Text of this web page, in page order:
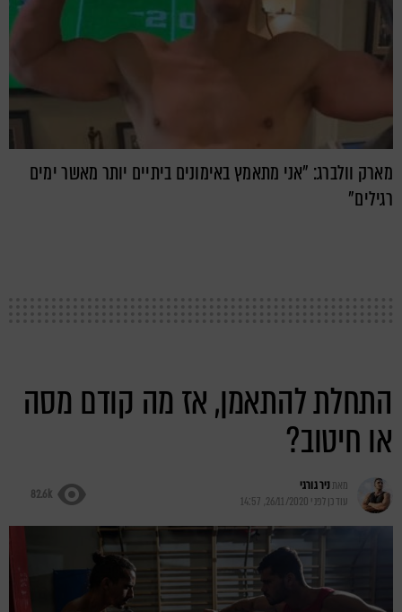
מארק וולברג: "אני מתאמץ באימונים ביתיים יותר מאשר ימים
רגילים"
התחלת להתאמן, אז מה קודם מסה
או חיטוב?
מאתניר גורגי
עודכן לפני 26/11/2020, 14:57
82.6k